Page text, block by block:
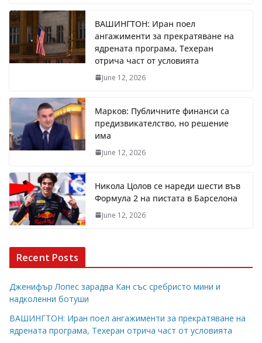
ВАШИНГТОН: Иран поел
ангажименти за прекратяване на
ядрената програма, Техеран
отрича част от условията
June 12, 2026
Марков: Публичните финанси са
предизвикателство, но решение
има
June 12, 2026
Никола Цолов се нареди шести във
Формула 2 на пистата в Барселона
June 12, 2026
Recent Posts
Дженифър Лопес зарадва Кан със сребристо мини и
надколенни ботуши
ВАШИНГТОН: Иран поел ангажименти за прекратяване на
ядрената програма, Техеран отрича част от условията